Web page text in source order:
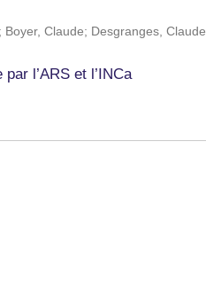
; Boyer, Claude; Desgranges, Claude
l’ARS et l’INCa